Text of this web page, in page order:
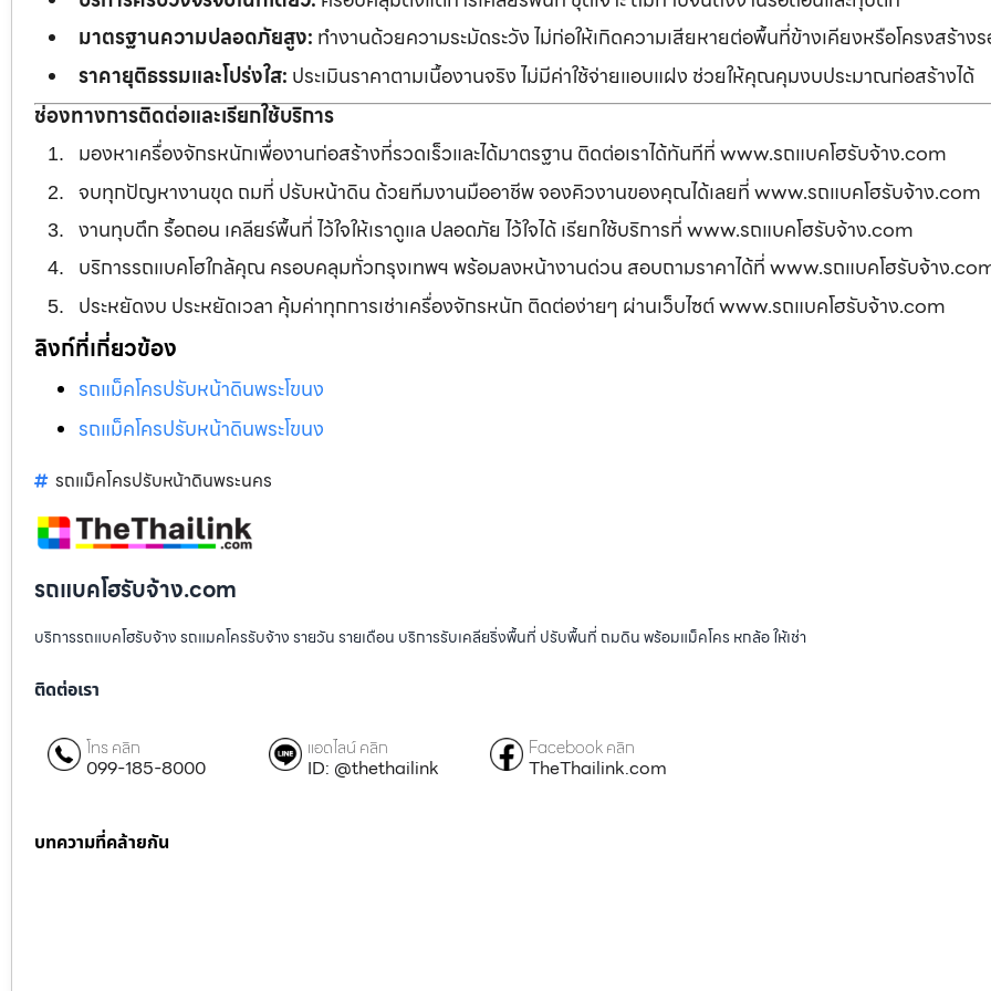
มาตรฐานความปลอดภัยสูง: ทำงานด้วยความระมัดระวัง ไม่ก่อให้เกิดความเสียหายต่อพื้นที่ข้างเคียงหรือโครงสร้าง
ราคายุติธรรมและโปร่งใส: ประเมินราคาตามเนื้องานจริง ไม่มีค่าใช้จ่ายแอบแฝง ช่วยให้คุณคุมงบประมาณก่อสร้างได้
ช่องทางการติดต่อและเรียกใช้บริการ
มองหาเครื่องจักรหนักเพื่องานก่อสร้างที่รวดเร็วและได้มาตรฐาน ติดต่อเราได้ทันทีที่ www.รถแบคโฮรับจ้าง.com
จบทุกปัญหางานขุด ถมที่ ปรับหน้าดิน ด้วยทีมงานมืออาชีพ จองคิวงานของคุณได้เลยที่ www.รถแบคโฮรับจ้าง.com
งานทุบตึก รื้อถอน เคลียร์พื้นที่ ไว้ใจให้เราดูแล ปลอดภัย ไว้ใจได้ เรียกใช้บริการที่ www.รถแบคโฮรับจ้าง.com
บริการรถแบคโฮใกล้คุณ ครอบคลุมทั่วกรุงเทพฯ พร้อมลงหน้างานด่วน สอบถามราคาได้ที่ www.รถแบคโฮรับจ้าง
ประหยัดงบ ประหยัดเวลา คุ้มค่าทุกการเช่าเครื่องจักรหนัก ติดต่อง่ายๆ ผ่านเว็บไซต์ www.รถแบคโฮรับจ้าง.com
ลิงก์ที่เกี่ยวข้อง
รถแม็คโครปรับหน้าดินพระโขนง
รถแม็คโครปรับหน้าดินพระโขนง
รถแม็คโครปรับหน้าดินพระนคร
รถแบคโฮรับจ้าง.com
บริการรถแบคโฮรับจ้าง รถแมคโครรับจ้าง รายวัน รายเดือน บริการรับเคลียริ่งพื้นที่ ปรับพื้นที่ ถมดิน พร้อมแม็คโคร หกล้อ ให้เช่า
ติดต่อเรา
โทร คลิก
099-185-8000
แอดไลน์ คลิก
ID: @thethailink
Facebook คลิก
TheThailink.com
บทความที่คล้ายกัน